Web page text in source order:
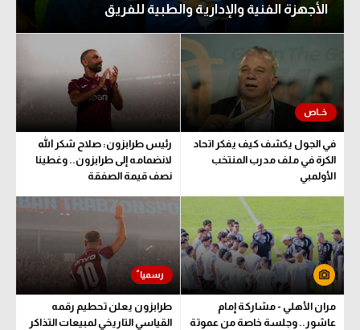
الأجهزة الفنية والإدارية والطبية للفريق
في الجول يكشف كيف يفكر اتحاد
الكرة في ملف مدرب المنتخب
الأولمبي
رئيس طرابزون: صلاح شكر الله
لانضمامه إلى طرابزون.. وغطينا
نصف قيمة الصفقة
مران الأهلي - مشاركة إمام
عاشور.. وجلسة خاصة من عموتة
طرابزون يعلن تحطيم رقمه
القياسي التاريخي لمبيعات التذاكر